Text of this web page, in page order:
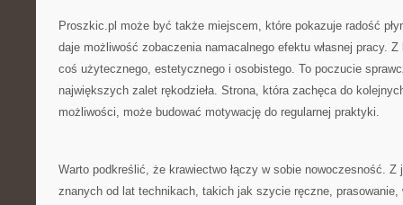
Proszkic.pl może być także miejscem, które pokazuje radość
daje możliwość zobaczenia namacalnego efektu własnej pracy. Z
coś użytecznego, estetycznego i osobistego. To poczucie
największych zalet rękodzieła. Strona, która zachęca do
możliwości, może budować motywację do regularnej praktyki.
Warto podkreślić, że krawiectwo łączy w sobie nowoczesność. Z
znanych od lat technikach, takich jak szycie ręczne,